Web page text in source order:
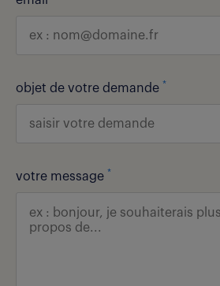
objet de votre demande *
votre message *